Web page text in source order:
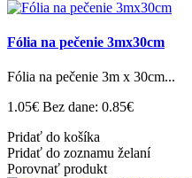
Fólia na pečenie 3mx30cm
Fólia na pečenie 3m x 30cm...
1.05€ Bez dane: 0.85€
Pridať do košíka
Pridať do zoznamu želaní
Porovnať produkt